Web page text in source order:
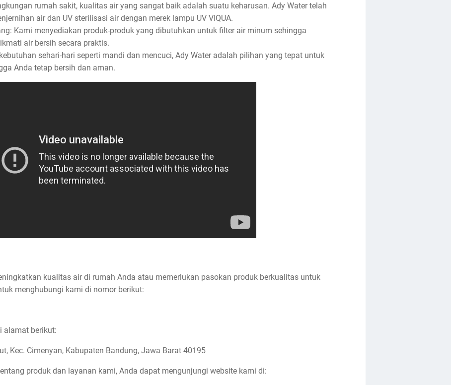
rumah sakit, kualitas air yang sangat baik adalah suatu keharusan. Ady Water telah
air dan UV sterilisasi air dengan merek lampu UV VIQUA.
Kami menyediakan produk-produk yang dibutuhkan untuk filter air minum sehingga
air bersih secara praktis.
sehari-hari seperti mandi dan mencuci, Ady Water adalah pilihan yang tepat untuk
Anda tetap bersih dan aman.
kualitas air di rumah Anda atau memerlukan pasokan produk berkualitas untuk
menghubungi kami di nomor berikut:
alamat berikut:
Kec. Cimenyan, Kabupaten Bandung, Jawa Barat 40195
produk dan layanan kami, Anda dapat mengunjungi website kami di: